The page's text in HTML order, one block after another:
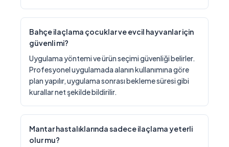
Bahçe ilaçlama çocuklar ve evcil hayvanlar için
güvenli mi?
Uygulama yöntemi ve ürün seçimi güvenliği belirler.
Profesyonel uygulamada alanın kullanımına göre
plan yapılır, uygulama sonrası bekleme süresi gibi
kurallar net şekilde bildirilir.
Mantar hastalıklarında sadece ilaçlama yeterli
olur mu?